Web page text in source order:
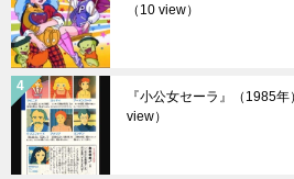
（10 view）
『小公女セーラ』（1985
view）